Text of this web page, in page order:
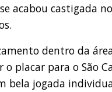
acabou castigada
dentro da
placar para o São
bela jogada